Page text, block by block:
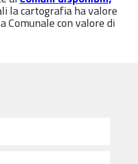
la cartografia ha valore
Comunale con valore di